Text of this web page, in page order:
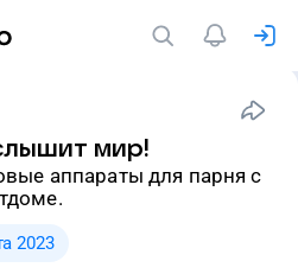
мир!
2023